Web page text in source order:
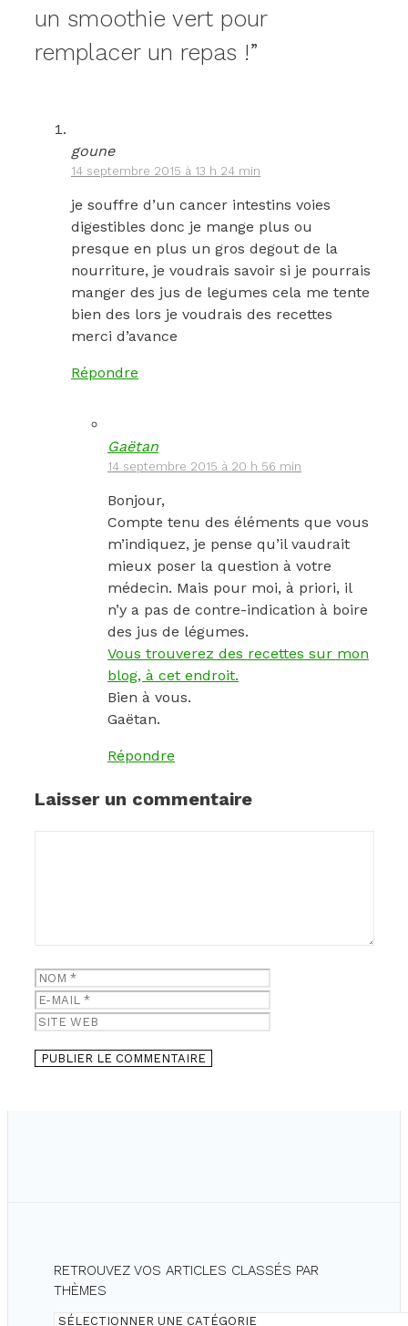
un smoothie vert pour
remplacer un repas !”
goune
14 septembre 2015 à 13 h 24 min
je souffre d’un cancer intestins voies
digestibles donc je mange plus ou
presque en plus un gros degout de la
nourriture, je voudrais savoir si je pourrais
manger des jus de legumes cela me tente
bien des lors je voudrais des recettes
merci d’avance
Répondre
Gaëtan
14 septembre 2015 à 20 h 56 min
Bonjour,
Compte tenu des éléments que vous
m’indiquez, je pense qu’il vaudrait
mieux poser la question à votre
médecin. Mais pour moi, à priori, il
n’y a pas de contre-indication à boire
des jus de légumes.
Vous trouverez des recettes sur mon
blog, à cet endroit.
Bien à vous.
Gaëtan.
Répondre
Laisser un commentaire
Nom
RETROUVEZ VOS ARTICLES CLASSÉS PAR
THÈMES
Retrouvez